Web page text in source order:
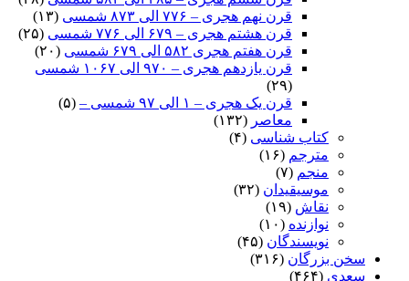
قرن نهم هجری – ۷۷۶ الی ۸۷۳ شمسی
(۱۳)
قرن هشتم هجری – ۶۷۹ الی ۷۷۶ شمسی
(۲۵)
قرن هفتم هجری ۵۸۲ الی ۶۷۹ شمسی
(۲۰)
قرن یازدهم هجری – ۹۷۰ الی ۱۰۶۷ شمسی
(۲۹)
قرن یک هجری – ۱ الی ۹۷ شمسی –
(۵)
معاصر (۱۳۲)
کتاب شناسی (۴)
مترجم (۱۶)
منجم (۷)
موسیقیدان (۳۲)
نقاش (۱۹)
نوازنده (۱۰)
نویسندگان (۴۵)
سخن بزرگان (۳۱۶)
سعدی (۴۶۴)